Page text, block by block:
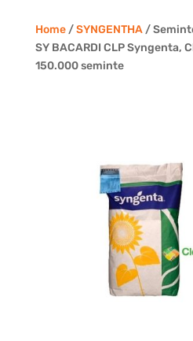
Home/SYNGENTHA/
SY BACARDI CLP Syngenta,
150.000 seminte